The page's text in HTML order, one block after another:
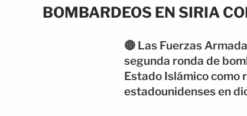
BOMBARDEOS EN SIRIA
🔴 Las Fuerzas
segunda ronda de
Estado Islámico como
estadounidenses en